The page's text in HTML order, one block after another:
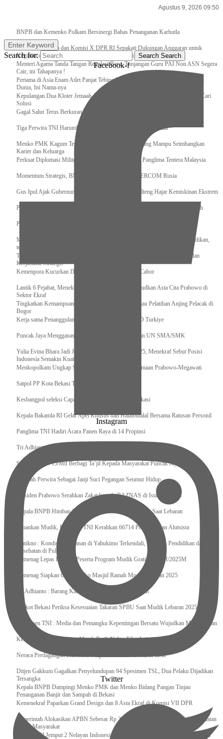
Agustus 9, 2026 09:50
BNPB dan Kemenko Polkam Bersinergi Bahas Penanganan Karhutla
Raker Kemenpora dan Komisi X DPR RI Sepakati Dukungan Anggaran untuk
Kegiatan dan Program Prioritas Pemuda dan Olahraga
Menteri Agama Tanda Tangan Regulasi Baru, Tunjangan Guru PAI Non ASN Segera
Cair, ini Tahapanya !
Pertama di Asia Enam Atlet Panjat Tebing Indonesia Taklukkan Tebing Tertinggi
Dunia, Ini Nama-nya
Kepulangan Dua Kloter Jemaah Asal Surabaya Tertunda, Kemenag Upayakan Cari
Solusi
Gagal Salur Terus Berkurang, Gus Ipul: 405 Ribu Lebih Bansos Cair
Tiga Perwira TNI Harumkan Indonesia Di Kancah Internasional
Menko PMK Kagum Terhadap Perempuan Modern yang Mampu Seimbangkan
Karier dan Keluarga
Perkuat Diplomasi Militer, Panglima TNI Terima CC Panglima Tentera Malaysia
Momentum Strategis, BNPB Terima Kunjungan EMERCOM Rusia
Gus Ipul Ajak Gubernur dan Bupati/Wali Kota se-Kalteng Hajar Kemiskinan Ekstrem
Panglima TNI Sambut Kedatangan Presiden RI Usai Lawatan ke Timur Tengah
Pengurus Pusat Pordasi Pacu Dapat Pesan dari Sri Paduka
Menag RI dan Dua Menteri Yordania Jalin Sinergi Bidang Wakaf dan Pendidikan,
termasuk Beasiswa
Tiba di Tanah Air, Presiden Prabowo Subianto Bawa Komitmen Investasi dan
Kerjasama Strategis
Kemenpora Kucurkan Dana untuk Pelatnas pada 13 Cabor
Lantik 6 Pejabat, Menekraf Tegaskan Komitmen Wujudkan Asta Cita Prabowo di
Sektor Ekraf
Tingkatkan Kemampuan K9 TNI, Panglima TNI Tinjau Pelatihan Anjing Pelacak di
Bogor
Kerja sama Penanggulangan Bencana BNPB – AFAD Turkiye
Puncak Jaya Mengganas, TNI-POLRI Solid Amankan UN SMA/SMK
Yulia Evina Bhara Jadi Juri Festival Film Cannes 2025, Menekraf Sebut Posisi
Indonesia Semakin Kuat
Menkopolkam Ungkap Spirit Persatuan dan Kebersamaan Prabowo-Megawati
Satpol PP Kota Bekasi Tertibkan PPKS
Kesbangpol seleksi Capaska 736 Siswa/i se-Kota Bekasi
Kepala Bakamla RI Gelar Apel Khusus dan Halalbihalal Bersama Ratusan Personil
Panglima TNI Hadiri Acara Panen Raya di 14 Propinsi
Tri Adhianto : Kota Bekasi Bisa Mempertahankan Keharmonisasian
Satgas Yonif 715/Mtl Berbagi Ta’jil Kepada Masyarakat Puncak Jaya
Sumpah Perwira Sebagai Janji Suci Pegangan Seumur Hidup
Presiden Prabowo Serahkan Zakat kepada BAZNAS di Istana Negara
Kepala BNPB Himbau Pemda Waspada Potensi Bencana Saat Lebaran
Amankan Mudik, Panglima TNI Kerahkan 66714 Personel Dan Alutsista
Pratikno : Kondisi Keamanan di Yahukimo Terkendali, Layanan Pendidikan dan
Kesehatan di Pulihkan
Kemenag Lepas Ratusan Peserta Program Mudik Gratis 1446 H/2025M
Kemenag Siapkan 6.180 Posko Masjid Ramah Mudik Lebaran 2025
Tri Adhianto : Barang Kadaluarsa Segera di Kembalikan
Walkot Bekasi Periksa Kesesuaian Takaran SPBU Saat Mudik Lebaran 2025
Kapuspen TNI : Media dan Pemangku Kepentingan Bersatu Wujudkan Mudik Aman
Kemenekraf Ajak Kabinet Merah Putih Nobar Film Animasi Jumbo
Neraca Perdagangan Indonesia Surplus 58 Bulan Berturut-turut
Ditjen Gakkum Gagalkan Penyelundupan 94 Spesimen TSL, Dua Pelaku Dijadikan
Tersangka
Kepala BNPB Dampingi Menko PMK dan Menko Bidang Pangan Tinjau
Penanganan Banjir dan Sampah di Bekasi
Kemenekraf Paparkan Grand Design dan 8 Asta Ekraf di Komisi VII DPR
Pemerintah Alokasikan APBN Sebesar Rp 3,4 Triliun untuk Program Cek Kesehatan
Gratis Masyarakat
Bakamla RI Jemput 2 Nelayan Indonesia di Perbatasan Terluar Indonesia Malaysia
Enter Keyword
Search for: Search Search
Facebook-f
Instagram
Twitter